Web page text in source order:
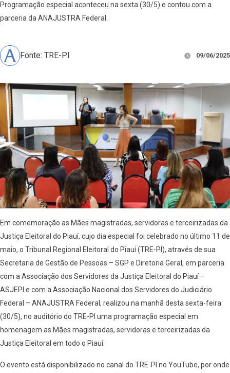
Programação especial aconteceu na sexta (30/5) e contou com a
parceria da ANAJUSTRA Federal.
Fonte: TRE-PI 09/06/2025
Em comemoração as Mães magistradas, servidoras e terceirizadas da
Justiça Eleitoral do Piauí, cujo dia especial foi celebrado no último 11 de
maio, o Tribunal Regional Eleitoral do Piauí (TRE-PI), através de sua
Secretaria de Gestão de Pessoas – SGP e Diretoria Geral, em parceria
com a Associação dos Servidores da Justiça Eleitoral do Piauí –
ASJEPI e com a Associação Nacional dos Servidores do Judiciário
Federal – ANAJUSTRA Federal, realizou na manhã desta sexta-feira
(30/5), no auditório do TRE-PI uma programação especial em
homenagem as Mães magistradas, servidoras e terceirizadas da
Justiça Eleitoral em todo o Piauí.
O evento está disponibilizado no canal do TRE-PI no YouTube, por onde